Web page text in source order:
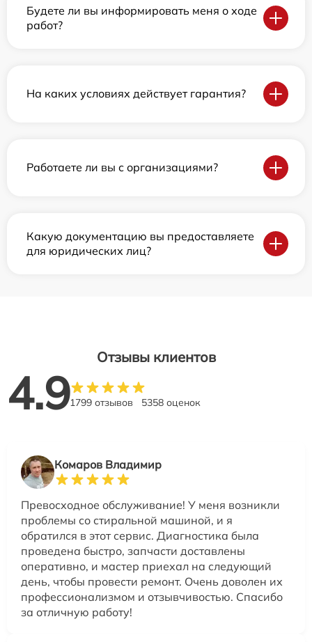
Будете ли вы информировать меня о ходе
работ?
На каких условиях действует гарантия?
Работаете ли вы с организациями?
Какую документацию вы предоставляете
для юридических лиц?
Отзывы клиентов
4.91799 отзывов 5358 оценок
Комаров Владимир
Превосходное обслуживание! У меня возникли
проблемы со стиральной машиной, и я
обратился в этот сервис. Диагностика была
проведена быстро, запчасти доставлены
оперативно, и мастер приехал на следующий
день, чтобы провести ремонт. Очень доволен их
профессионализмом и отзывчивостью. Спасибо
за отличную работу!